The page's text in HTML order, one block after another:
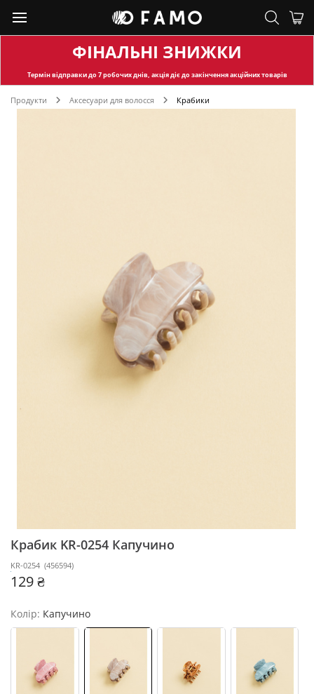
ФІНАЛЬНІ ЗНИЖКИ
Термін відправкидо 7 робочих днів, акція діє до закінчення акційних товарів
Продукти Аксесуари для волосся Крабики
Крабик KR-0254 Капучино
KR-0254 (456594)
129 ₴
Колір: Капучино